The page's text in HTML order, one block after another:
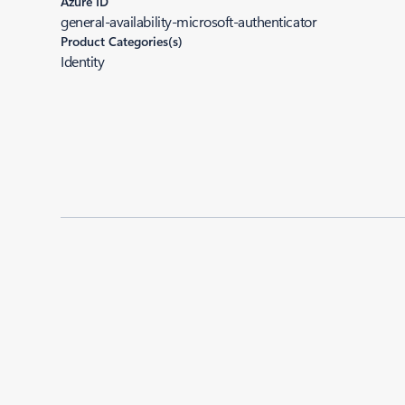
general-availability-microsoft-authenticator
Product Categories(s)
Identity